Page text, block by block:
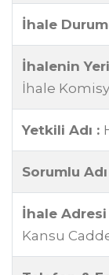
İhale
İhalenin
İhale
Yetkili Adı :
Sorumlu Adı
İhale Adresi
Kansu